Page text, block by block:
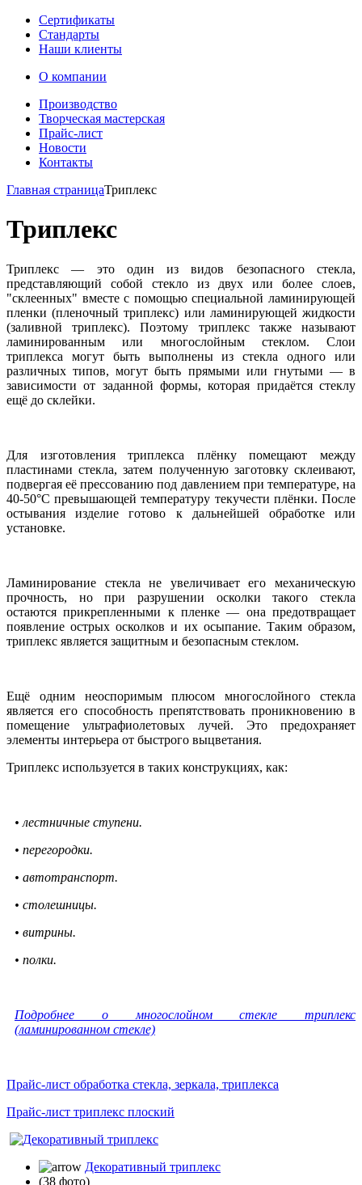
Сертификаты
Стандарты
Наши клиенты
О компании
Производство
Творческая мастерская
Прайс-лист
Новости
Контакты
Главная страницаТриплекс
Триплекс
Триплекс — это один из видов безопасного стекла,
представляющий собой стекло из двух или более слоев,
"склеенных" вместе с помощью специальной ламинирующей
пленки (пленочный триплекс) или ламинирующей жидкости
(заливной триплекс). Поэтому триплекс также называют
ламинированным или многослойным стеклом. Слои
триплекса могут быть выполнены из стекла одного или
различных типов, могут быть прямыми или гнутыми — в
зависимости от заданной формы, которая придаётся стеклу
ещё до склейки.
Для изготовления триплекса плёнку помещают между
пластинами стекла, затем полученную заготовку склеивают,
подвергая её прессованию под давлением при температуре, на
40-50°С превышающей температуру текучести плёнки. После
остывания изделие готово к дальнейшей обработке или
установке.
Ламинирование стекла не увеличивает его механическую
прочность, но при разрушении осколки такого стекла
остаются прикрепленными к пленке — она предотвращает
появление острых осколков и их осыпание. Таким образом,
триплекс является защитным и безопасным стеклом.
Ещё одним неоспоримым плюсом многослойного стекла
является его способность препятствовать проникновению в
помещение ультрафиолетовых лучей. Это предохраняет
элементы интерьера от быстрого выцветания.
Триплекс используется в таких конструкциях, как:
• лестничные ступени.
• перегородки.
• автотранспорт.
• столешницы.
• витрины.
• полки.
Подробнее о многослойном стекле триплекс
(ламинированном стекле)
Прайс-лист обработка стекла, зеркала, триплекса
Прайс-лист триплекс плоский
Декоративный триплекс
(38 фото)